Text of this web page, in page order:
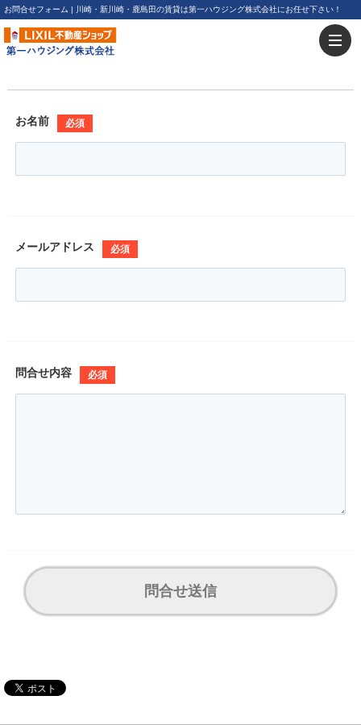
お問合せフォーム | 川崎・新川崎・鹿島田の賃貸は第一ハウジング株式会社にお任せ下さい！
お名前 必須
メールアドレス 必須
問合せ内容 必須
問合せ送信